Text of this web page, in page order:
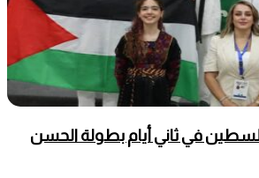
في ثاني أيام بطولة الحسن